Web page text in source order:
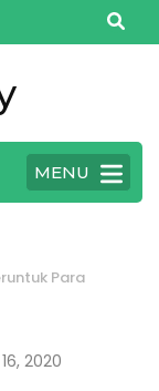
MENU
Para
2020